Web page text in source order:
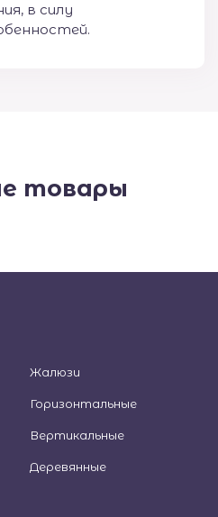
в силу
товары
Жалюзи
Горизонтальные
Вертикальные
Деревянные